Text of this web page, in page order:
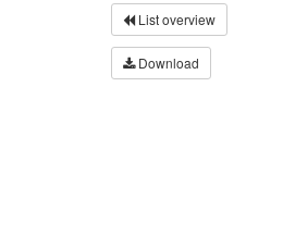
List overview
Download